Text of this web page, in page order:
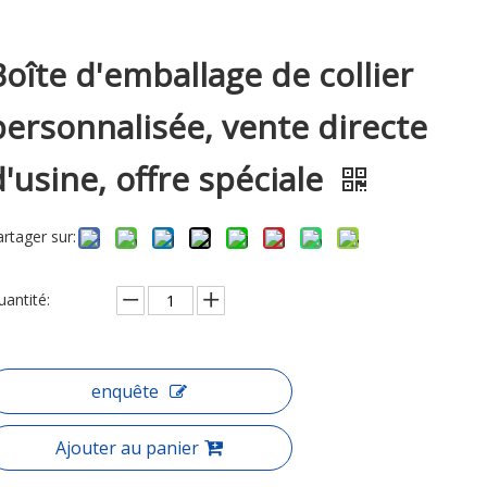
d'emballage de collier
vente directe
offre spéciale
sur:
enquête
Ajouter au panier